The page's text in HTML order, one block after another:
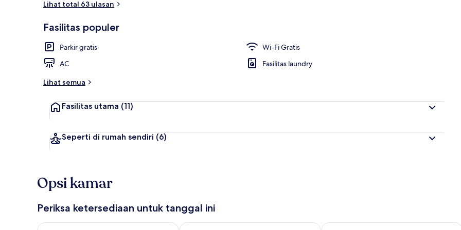
Lihat total 63 ulasan
Fasilitas populer
Parkir gratis
Wi-Fi Gratis
AC
Fasilitas laundry
Lihat semua
Fasilitas utama (11)
Seperti di rumah sendiri (6)
Opsi kamar
Periksa ketersediaan untuk tanggal ini
Periksa ketersediaan untuk malam ini Agu 8 - Agu 9Periksa ketersediaan untuk besok Agu 9 - Agu 10Periksa ketersediaan untuk akhir